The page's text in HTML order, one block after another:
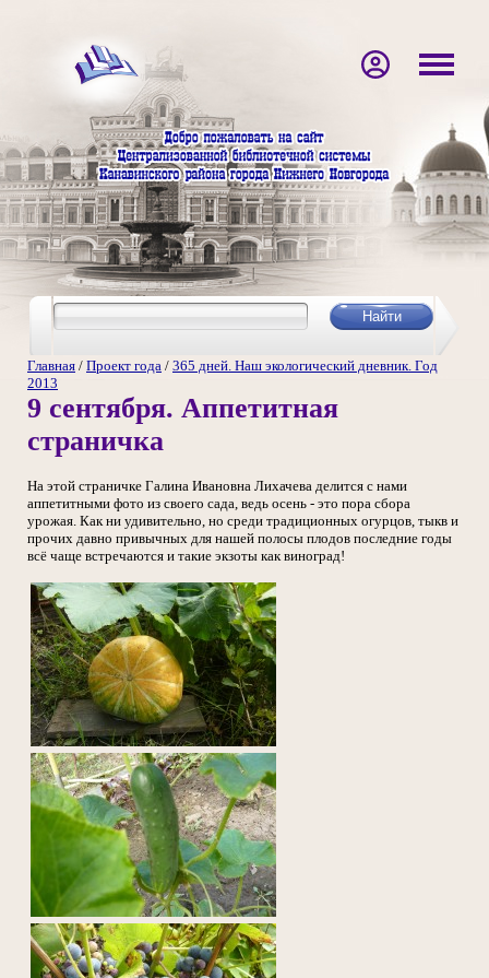
Главная / Проект года / 365 дней. Наш экологический дневник. Год
2013
9 сентября. Аппетитная
страничка
На этой страничке Галина Ивановна Лихачева делится с нами
аппетитными фото из своего сада, ведь осень - это пора сбора
урожая. Как ни удивительно, но среди традиционных огурцов, тыкв и
прочих давно привычных для нашей полосы плодов последние годы
всё чаще встречаются и такие экзоты как виноград!